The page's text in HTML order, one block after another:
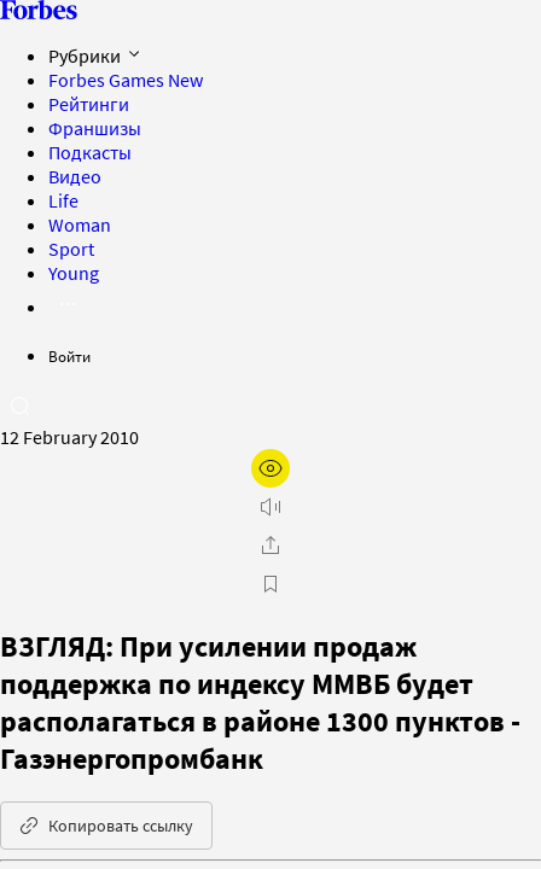
Рубрики
Forbes Games New
Рейтинги
Франшизы
Подкасты
Видео
Life
Woman
Sport
Young
Войти
12 February 2010
ВЗГЛЯД: При усилении продаж
поддержка по индексу ММВБ будет
располагаться в районе 1300 пунктов -
Газэнергопромбанк
Копировать ссылку